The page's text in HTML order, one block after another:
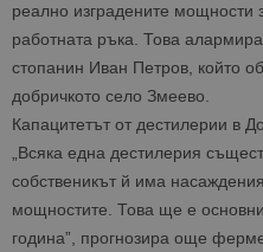
реално изградените мощности
работната ръка. Това
стопанин Иван Петров, който
добричкото село Змеево.
Капацитетът от дестилерии в
„Всяка една дестилерия
собственикът й има
мощностите. Това ще е
година”, прогнозира още